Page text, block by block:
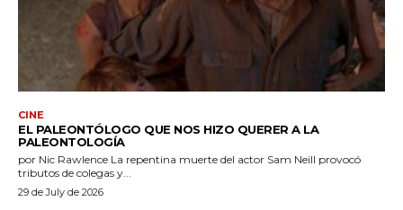
CINE
EL PALEONTÓLOGO QUE NOS HIZO QUERER A LA
PALEONTOLOGÍA
por Nic Rawlence La repentina muerte del actor Sam Neill provocó
tributos de colegas y...
29 de July de 2026